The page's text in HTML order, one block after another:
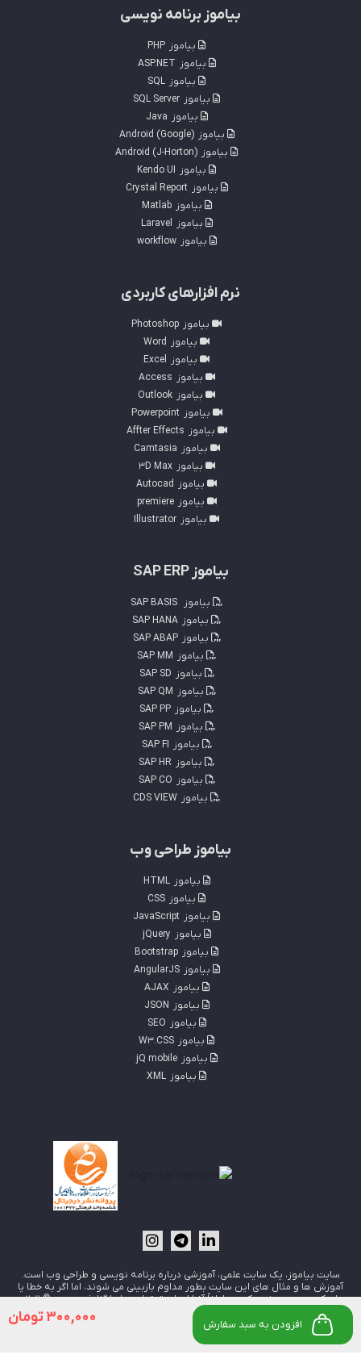
300,000 تومان افزودن به سبد سفارش
بیاموز برنامه نویسی
بیاموز PHP
بیاموز ASP.NET
بیاموز SQL
بیاموز SQL Server
بیاموز Java
بیاموز Android (Google)
بیاموز Android (J-Horton)
بیاموز Kendo UI
بیاموز Crystal Report
بیاموز Matlab
بیاموز Laravel
بیاموز workflow
نرم افزارهای کاربردی
بیاموز Photoshop
بیاموز Word
بیاموز Excel
بیاموز Access
بیاموز Outlook
بیاموز Powerpoint
بیاموز Affter Effects
بیاموز Camtasia
بیاموز 3D Max
بیاموز Autocad
بیاموز premiere
بیاموز Illustrator
بیاموز SAP ERP
بیاموز
بیاموز SAP HANA
بیاموز SAP ABAP
بیاموز SAP MM
بیاموز SAP SD
بیاموز SAP QM
بیاموز SAP PP
بیاموز SAP PM
بیاموز SAP FI
بیاموز SAP HR
بیاموز SAP CO
بیاموز CDS VIEW
بیاموز طراحی وب
بیاموز HTML
بیاموز CSS
بیاموز JavaScript
بیاموز jQuery
بیاموز Bootstrap
بیاموز AngularJS
بیاموز AJAX
بیاموز JSON
بیاموز SEO
بیاموز W3.CSS
بیاموز jQ mobile
بیاموز XML
سایت بیاموز، يک سايت علمی، آموزشی درباره برنامه نويسی و طراحی وب است.
آموزش ها و مثال های این سایت بطور مداوم بازبینی می شوند، اما اگر به خطا یا
لینک معیوبی برخورد کردید، لطفاً آنرا از طریق تماس با ما گزارش دهید.
© 2011-
2025هر گونه کپی برداری از مطالب اين سايت، پیگرد قانونی خواهد داشت.
بیاموز از
جهت ارسال پیامک های خود استفاده می کند.
خدماتهاست,دامنه